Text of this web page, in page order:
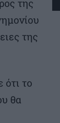
της
της
το
θα